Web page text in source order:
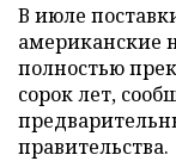
В июле
американские
полностью
сорок лет,
правительства.